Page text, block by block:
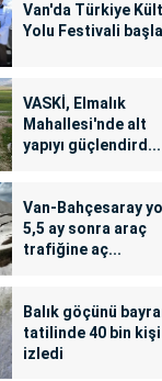
Van'da Türkiye
Yolu Festivali
VASKİ, Elmalık
Mahallesi'nde alt
yapıyı güçlendird...
Van-Bahçesaray
5,5 ay sonra araç
trafiğine aç...
Balık göçünü
tatilinde 40 bin kişi
izledi